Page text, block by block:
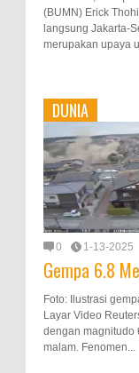
(BUMN) Erick
langsung Jakarta-
merupakan upaya
DUNIA
0 1-13-2025
Gempa 6.8
Foto: Ilustrasi
Layar Video
dengan magnitudo
malam. Fenomen...